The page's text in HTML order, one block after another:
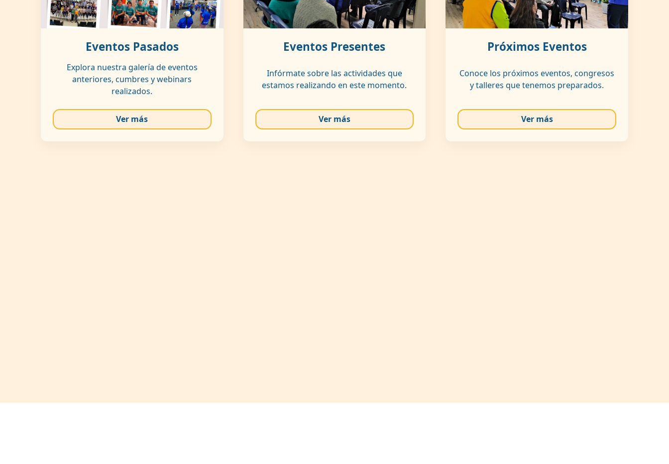
Eventos Pasados
Explora nuestra galería de eventos
anteriores, cumbres y webinars
realizados.
Ver más
Eventos Presentes
Infórmate sobre las actividades que
estamos realizando en este momento.
Ver más
Próximos Eventos
Conoce los próximos eventos, congresos
y talleres que tenemos preparados.
Ver más